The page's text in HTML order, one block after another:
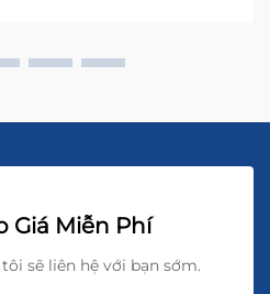
Giá Miễn Phí
sẽ liên hệ với bạn sớm.